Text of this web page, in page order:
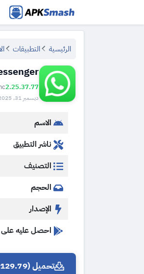
APKSmash
الرئيسية التطبيقات
2.25.37.77
ديسمبر 31, 2025 · 129.79 MB
الاسم
ناشر التطبيق
التصنيف
الحجم
الإصدار
احصل عليه على
تحميل (129.79 MB)